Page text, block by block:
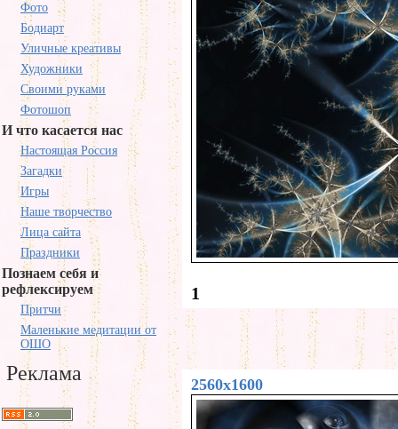
Фото
Бодиарт
Уличные креативы
Художники
Своими руками
Фотошоп
И что касается нас
Настоящая Россия
Загадки
Игры
Наше творчество
Лица сайта
Праздники
Познаем себя и
рефлексируем
Притчи
Маленькие медитации от
ОШО
Реклама
1
2560x1600